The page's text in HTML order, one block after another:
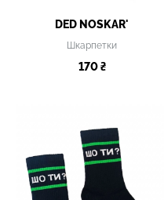
DED NOSKAR'
Шкарпетки
170 ₴